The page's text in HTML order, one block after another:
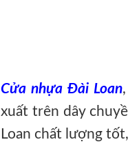
Cửa nhựa Đài Loan
xuất trên dây
Loan chất lượng